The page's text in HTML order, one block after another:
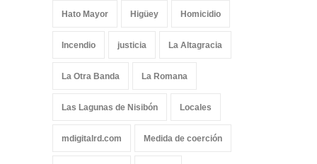
Hato Mayor Higüey Homicidio
Incendio justicia La Altagracia
La Otra Banda La Romana
Las Lagunas de Nisibón Locales
mdigitalrd.com Medida de coerción